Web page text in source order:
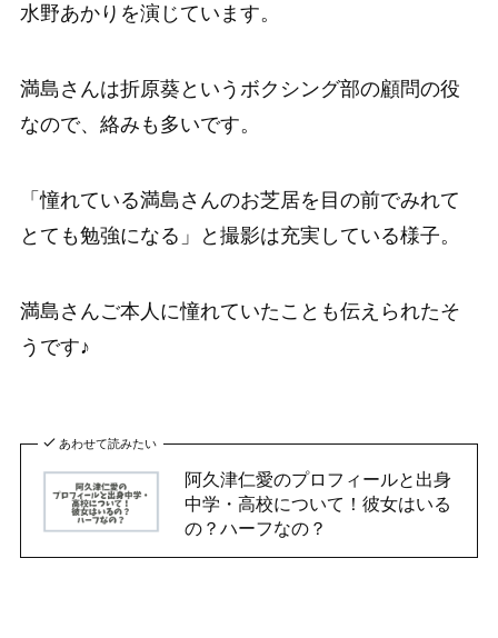
水野あかりを演じています。
満島さんは折原葵というボクシング部の顧問の役
なので、絡みも多いです。
「憧れている満島さんのお芝居を目の前でみれて
とても勉強になる」と撮影は充実している様子。
満島さんご本人に憧れていたことも伝えられたそ
うです♪
あわせて読みたい
阿久津仁愛のプロフィールと出身
中学・高校について！彼女はいる
の？ハーフなの？